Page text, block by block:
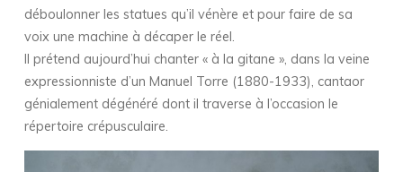
déboulonner les statues qu’il vénère et pour faire de sa
voix une machine à décaper le réel.
Il prétend aujourd’hui chanter « à la gitane », dans la veine
expressionniste d’un Manuel Torre (1880-1933), cantaor
génialement dégénéré dont il traverse à l’occasion le
répertoire crépusculaire.